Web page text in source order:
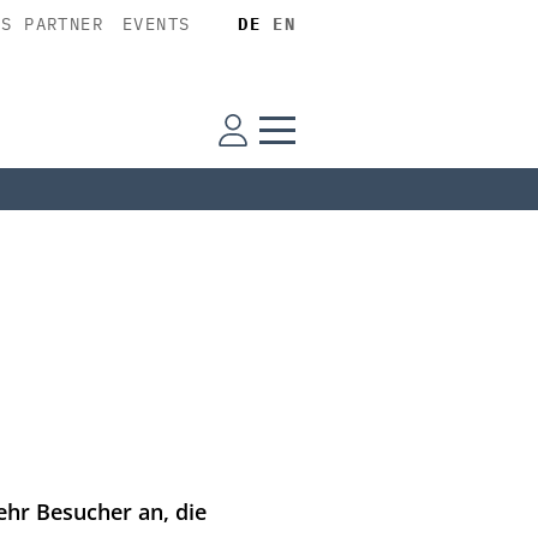
PARTNER EVENTS DE EN
Besucher an, die